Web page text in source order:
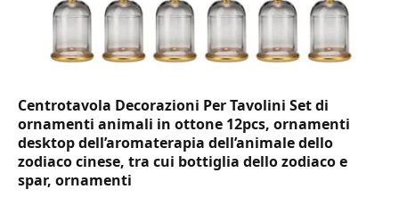
Centrotavola Decorazioni Per Tavolini Set di
ornamenti animali in ottone 12pcs, ornamenti
desktop dell’aromaterapia dell’animale dello
zodiaco cinese, tra cui bottiglia dello zodiaco e
spar, ornamenti